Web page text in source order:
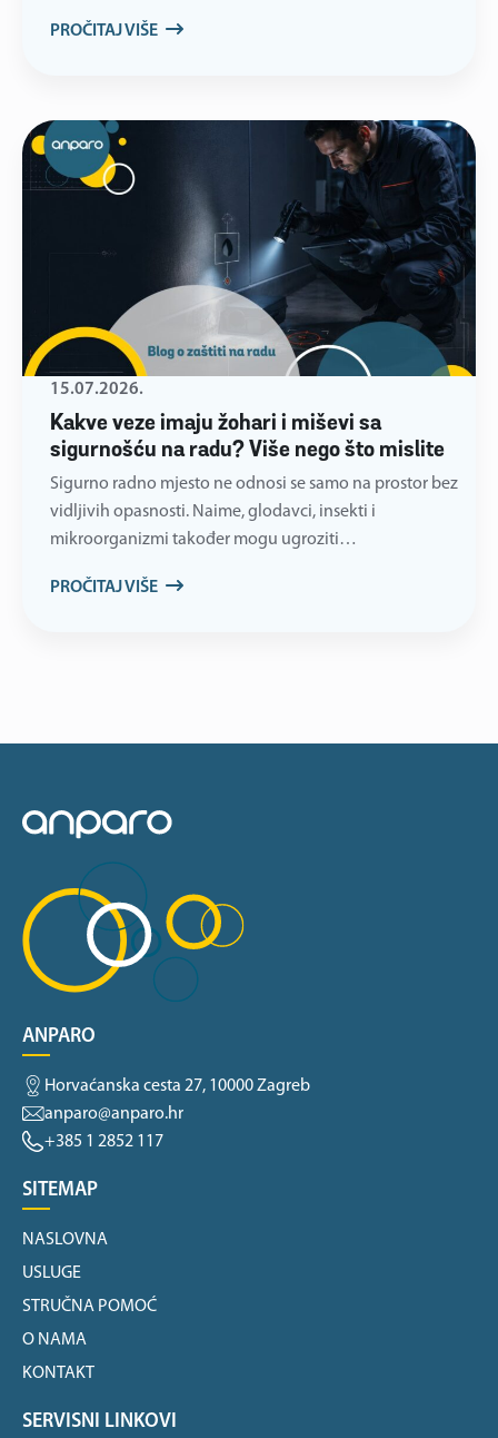
PROČITAJ VIŠE
Kakve veze imaju žohari i miševi sa
sigurnošću na radu? Više nego što mislite
15.07.2026.
Sigurno radno mjesto ne odnosi se samo na prostor bez
vidljivih opasnosti. Naime, glodavci, insekti i
mikroorganizmi također mogu ugroziti…
PROČITAJ VIŠE
ANPARO
Horvaćanska cesta 27, 10000 Zagreb
anparo@anparo.hr
+385 1 2852 117
SITEMAP
NASLOVNA
USLUGE
STRUČNA POMOĆ
O NAMA
KONTAKT
SERVISNI LINKOVI